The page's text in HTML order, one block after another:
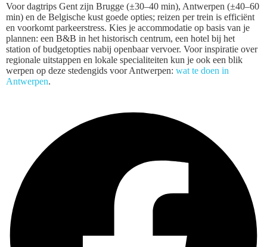
Voor dagtrips Gent zijn Brugge (±30–40 min), Antwerpen (±40–60
min) en de Belgische kust goede opties; reizen per trein is efficiënt
en voorkomt parkeerstress. Kies je accommodatie op basis van je
plannen: een B&B in het historisch centrum, een hotel bij het
station of budgetopties nabij openbaar vervoer. Voor inspiratie over
regionale uitstappen en lokale specialiteiten kun je ook een blik
werpen op deze stedengids voor Antwerpen: wat te doen in
Antwerpen.